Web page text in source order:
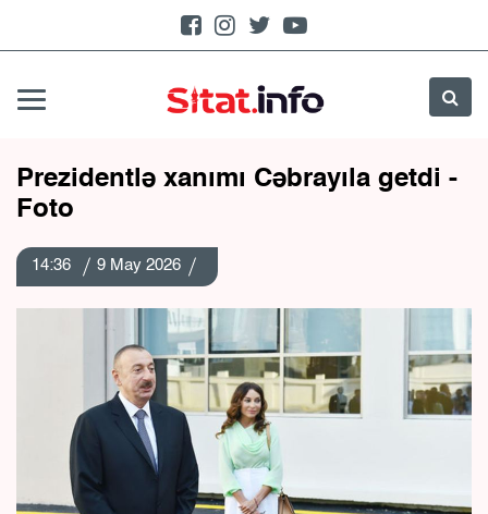
Prezidentlə xanımı Cəbrayıla getdi -
Foto
14:36 9 May 2026